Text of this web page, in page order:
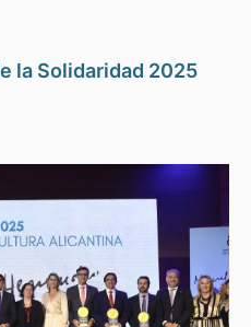
la Solidaridad 2025